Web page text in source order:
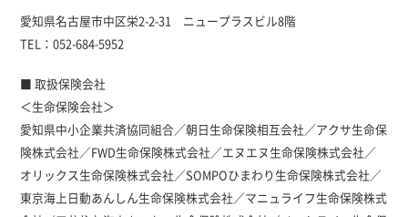
愛知県名古屋市中区栄2-2-31 ニュープラスビル8階
TEL：052-684-5952
■ 取扱保険会社
＜生命保険会社＞
愛知県中小企業共済協同組合／朝日生命保険相互会社／アクサ生命保
険株式会社／FWD生命保険株式会社／エヌエヌ生命保険株式会社／
オリックス生命保険株式会社／SOMPOひまわり生命保険株式会社／
東京海上日動あんしん生命保険株式会社／マニュライフ生命保険株式